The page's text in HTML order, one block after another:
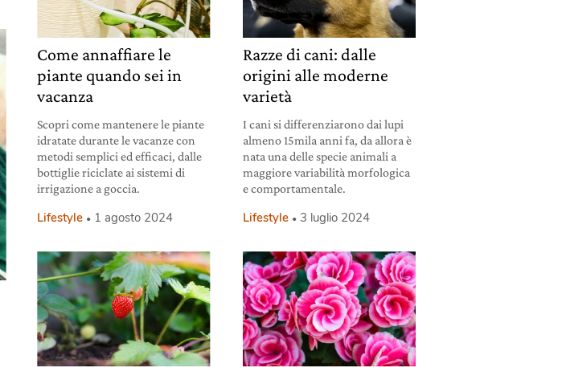
Come annaffiare le
piante quando sei in
vacanza
Scopri come mantenere le piante
idratate durante le vacanze con
metodi semplici ed efficaci, dalle
bottiglie riciclate ai sistemi di
irrigazione a goccia.
Lifestyle 1 agosto 2024
Razze di cani: dalle
origini alle moderne
varietà
I cani si differenziarono dai lupi
almeno 15mila anni fa, da allora è
nata una delle specie animali a
maggiore variabilità morfologica
e comportamentale.
Lifestyle 3 luglio 2024